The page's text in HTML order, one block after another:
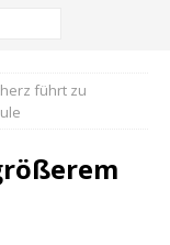
führt zu